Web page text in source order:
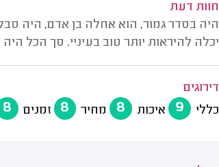
חוות דעת
היה בסדר גמור, הוא אחלה בן אדם, היה
יכלה להיראות יותר טוב בעיניי. סך הכל
דירוגים
כללי
9 איכות 8 מחיר 8 זמנים 8